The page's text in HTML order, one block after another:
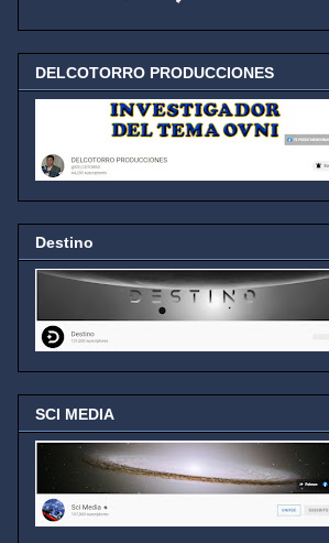
DELCOTORRO PRODUCCIONES
Destino
SCI MEDIA